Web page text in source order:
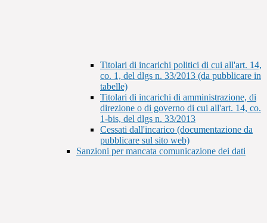
Titolari di incarichi politici di cui all'art. 14,
co. 1, del dlgs n. 33/2013 (da pubblicare in
tabelle)
Titolari di incarichi di amministrazione, di
direzione o di governo di cui all'art. 14, co.
1-bis, del dlgs n. 33/2013
Cessati dall'incarico (documentazione da
pubblicare sul sito web)
Sanzioni per mancata comunicazione dei dati